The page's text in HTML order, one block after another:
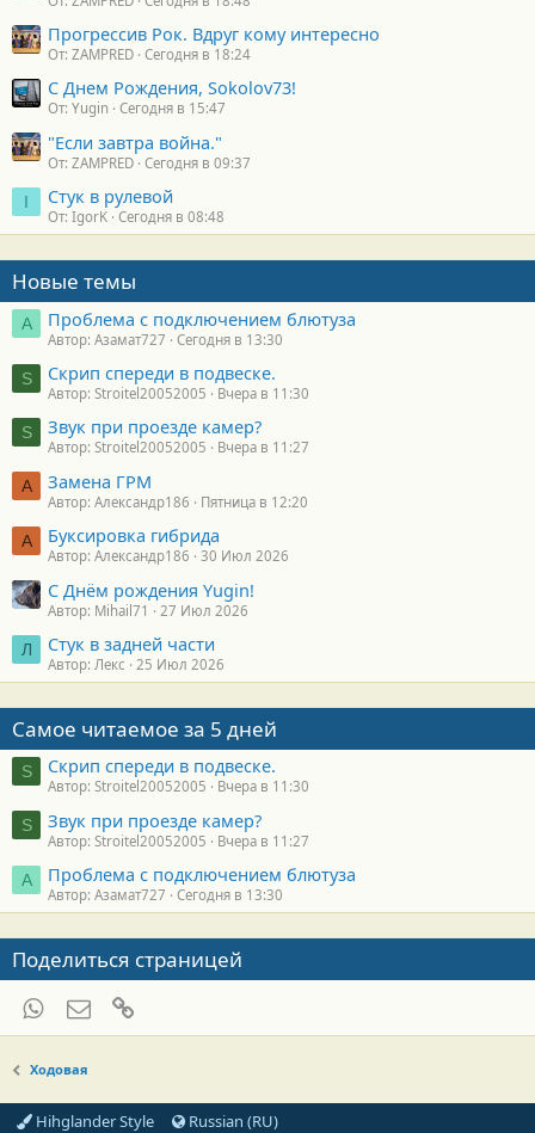
Прогрессив Рок. Вдруг кому интересно
От: ZAMPRED Сегодня в 18:24
С Днем Рождения, Sokolov73!
От: Yugin Сегодня в 15:47
"Если завтра война."
От: ZAMPRED Сегодня в 09:37
I Стук в рулевой
От: IgorK Сегодня в 08:48
Новые темы
А Проблема с подключением блютуза
Автор: Азамат727 Сегодня в 13:30
S Скрип спереди в подвеске.
Автор: Stroitel20052005 Вчера в 11:30
S Звук при проезде камер?
Автор: Stroitel20052005 Вчера в 11:27
А Замена ГРМ
Автор: Александр186 Пятница в 12:20
А Буксировка гибрида
Автор: Александр186 30 Июл 2026
С Днём рождения Yugin!
Автор: Mihail71 27 Июл 2026
Л Стук в задней части
Автор: Лекс 25 Июл 2026
Самое читаемое за 5 дней
S Скрип спереди в подвеске.
Автор: Stroitel20052005 Вчера в 11:30
S Звук при проезде камер?
Автор: Stroitel20052005 Вчера в 11:27
А Проблема с подключением блютуза
Автор: Азамат727 Сегодня в 13:30
Поделиться страницей
WhatsAppЭлектронная почта
Ходовая
Hihglander Style Russian (RU)